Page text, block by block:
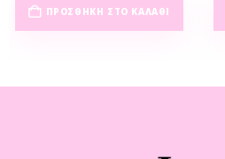
ΠΡΟΣΘΉΚΗ ΣΤΟ ΚΑΛΆΘΙ